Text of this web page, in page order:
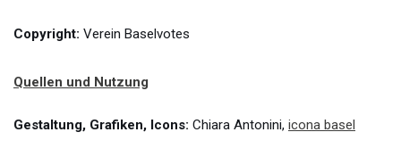
Copyright: Verein Baselvotes
Quellen und Nutzung
Gestaltung, Grafiken, Icons: Chiara Antonini, icona basel